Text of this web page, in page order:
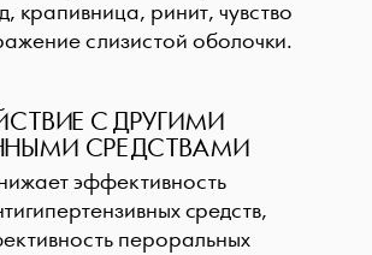
крапивница, ринит, чувство
слизистой оболочки.
С ДРУГИМИ
СРЕДСТВАМИ
эффективность
средств,
пероральных